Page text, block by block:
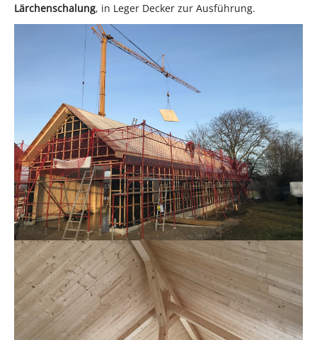
Lärchenschalung, in Leger Decker zur Ausführung.